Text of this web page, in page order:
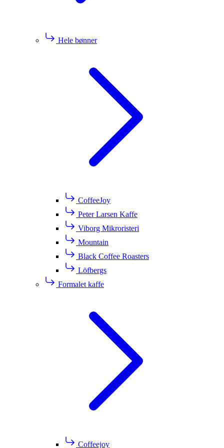
Hele bønner
CoffeeJoy
Peter Larsen Kaffe
Viborg Mikroristeri
Mountain
Black Coffee Roasters
Löfbergs
Formalet kaffe
Coffeejoy